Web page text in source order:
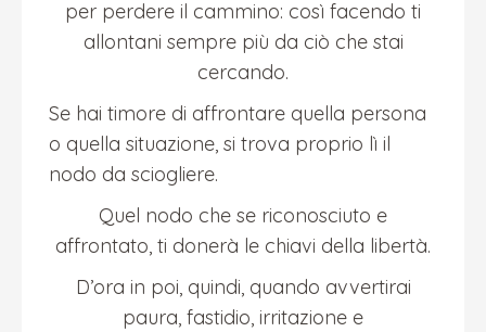
per perdere il cammino: così facendo ti
allontani sempre più da ciò che stai
cercando.
Se hai timore di affrontare quella persona
o quella situazione, si trova proprio lì il
nodo da sciogliere.
Quel nodo che se riconosciuto e
affrontato, ti donerà le chiavi della libertà.
D’ora in poi, quindi, quando avvertirai
paura, fastidio, irritazione e